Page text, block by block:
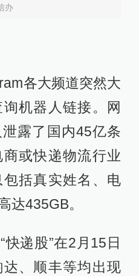
办
各大频道突然大
机器人链接。网
露了国内45亿条
或快递物流行业
括真实姓名、电
达435GB。
递股”在2月15日
、顺丰等均出现